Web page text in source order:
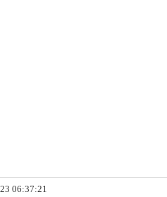
06:37:21